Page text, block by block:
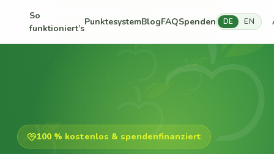
So
funktioniert’s
PunktesystemBlogFAQSpenden DE EN
100 % kostenlos & spendenfinanziert